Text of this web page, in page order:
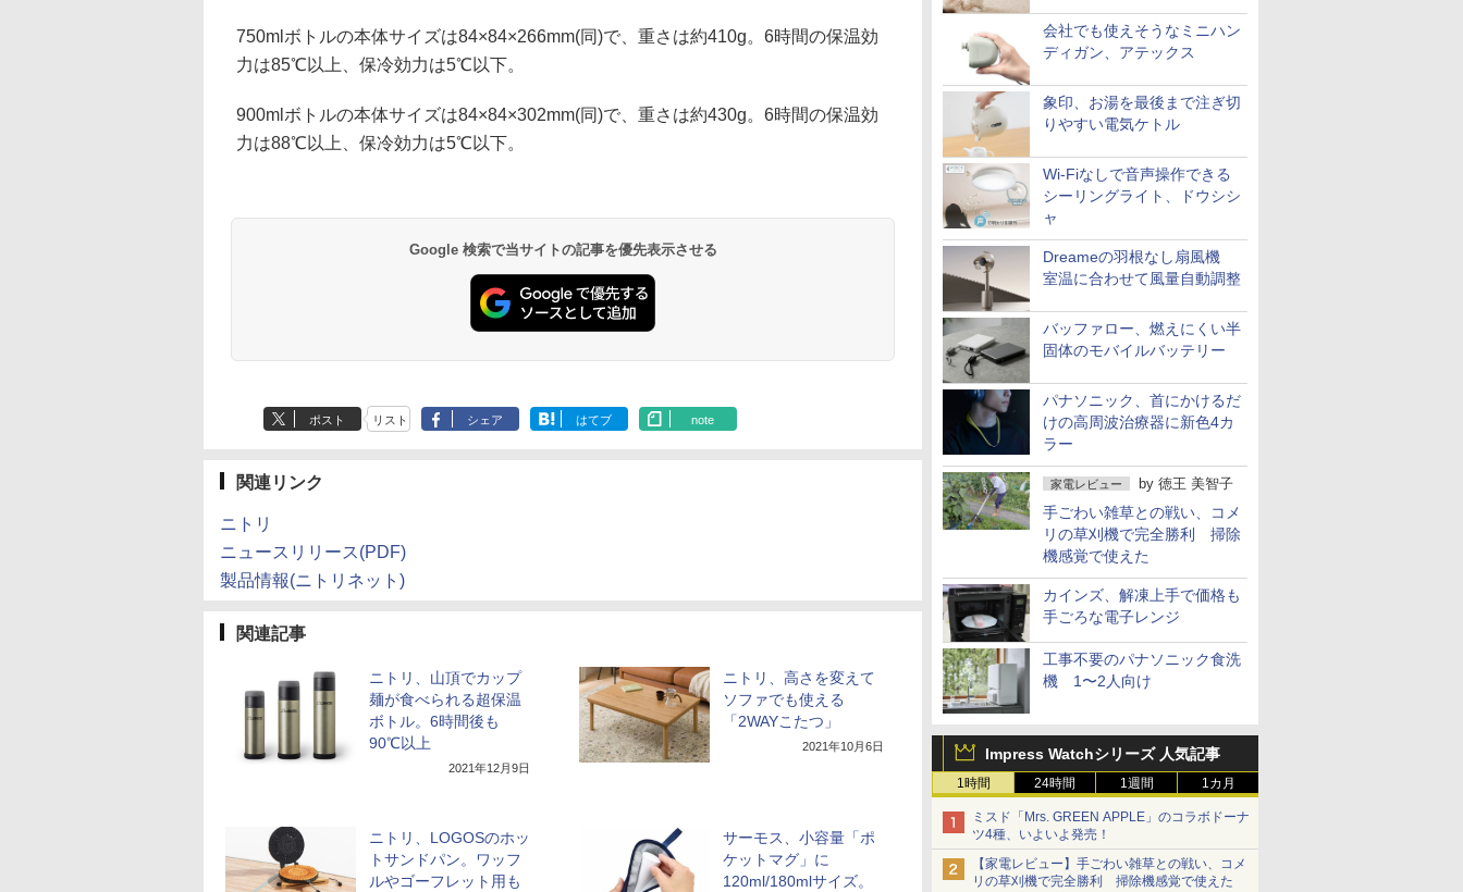
会社でも使えそうなミニハン
ディガン、アテックス
象印、お湯を最後まで注ぎ切
りやすい電気ケトル
Wi-Fiなしで音声操作できる
シーリングライト、ドウシシ
ャ
Dreameの羽根なし扇風機
室温に合わせて風量自動調整
バッファロー、燃えにくい半
固体のモバイルバッテリー
パナソニック、首にかけるだ
けの高周波治療器に新色4カ
ラー
家電レビュー by 徳王 美智子
手ごわい雑草との戦い、コメ
リの草刈機で完全勝利 掃除
機感覚で使えた
カインズ、解凍上手で価格も
手ごろな電子レンジ
工事不要のパナソニック食洗
機 1〜2人向け
Impress Watchシリーズ 人気記事
1時間 24時間 1週間 1カ月
ミスド「Mrs. GREEN APPLE」のコラボドーナ
ツ4種、いよいよ発売！
【家電レビュー】手ごわい雑草との戦い、コメ
リの草刈機で完全勝利 掃除機感覚で使えた
750mlボトルの本体サイズは84×84×266mm(同)で、重さは約410g。6時間の保温効
力は85℃以上、保冷効力は5℃以下。
900mlボトルの本体サイズは84×84×302mm(同)で、重さは約430g。6時間の保温効
力は88℃以上、保冷効力は5℃以下。
Google 検索で当サイトの記事を優先表示させる
ポスト リスト シェア はてブ note
関連リンク
ニトリ
ニュースリリース(PDF)
製品情報(ニトリネット)
関連記事
ニトリ、山頂でカップ
麺が食べられる超保温
ボトル。6時間後も
90℃以上
2021年12月9日
ニトリ、高さを変えて
ソファでも使える
「2WAYこたつ」
2021年10月6日
ニトリ、LOGOSのホッ
トサンドパン。ワッフ
ルやゴーフレット用も
サーモス、小容量「ポ
ケットマグ」に
120ml/180mlサイズ。